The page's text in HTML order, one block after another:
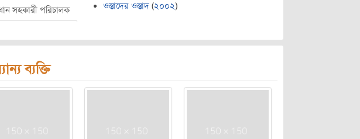
সহকারী পরিচালক ওস্তাদের ওস্তাদ (২০০২)
ব্যক্তি